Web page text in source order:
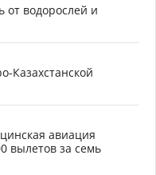
от водорослей и
Казахстанской
авиация
вылетов за семь